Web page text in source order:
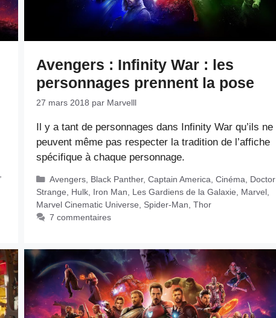
Avengers : Infinity War : les
personnages prennent la pose
27 mars 2018 par Marvelll
Il y a tant de personnages dans Infinity War qu’ils ne
peuvent même pas respecter la tradition de l’affiche
spécifique à chaque personnage.
Catégories
Avengers, Black Panther, Captain America Cinéma
Doctor
Strange
Hulk Iron Man Les Gardiens de la Galaxie Marvel
Marvel Cinematic Universe
Spider-Man Thor
7 commentaires